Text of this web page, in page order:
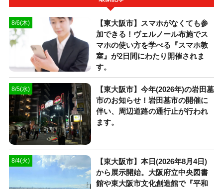
8/6(木)
【東大阪市】スマホがなくても参
加できる！ヴェルノール布施でス
マホの使い方を学べる『スマホ教
室』が2日間にわたり開催されま
す。
8/5(水)
【東大阪市】今年(2026年)の岩田墓
市のお知らせ！岩田墓市の開催に
伴い、周辺道路の通行止が行われ
ます。
8/4(火)
【東大阪市】本日(2026年8月4日)
から展示開始。大阪府立中央図書
館や東大阪市文化創造館で『平和